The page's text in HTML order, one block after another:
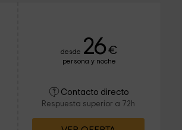
desde 26 €
persona y noche
Contacto directo
Respuesta superior a 72h